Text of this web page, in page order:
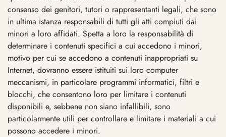
consenso dei genitori, tutori o rappresentanti legali, che sono
in ultima istanza responsabili di tutti gli atti compiuti dai
minori a loro affidati. Spetta a loro la responsabilità di
determinare i contenuti specifici a cui accedono i minori,
motivo per cui se accedono a contenuti inappropriati su
Internet, dovranno essere istituiti sui loro computer
meccanismi, in particolare programmi informatici, filtri e
blocchi, che consentono loro per limitare i contenuti
disponibili e, sebbene non siano infallibili, sono
particolarmente utili per controllare e limitare i materiali a cui
possono accedere i minori.